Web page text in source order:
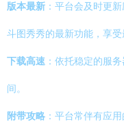
版本最新 ：平台会及时更
斗图秀秀的最新功能，享受
下载高速 ：依托稳定的服
间。
附带攻略 ：平台常伴有应